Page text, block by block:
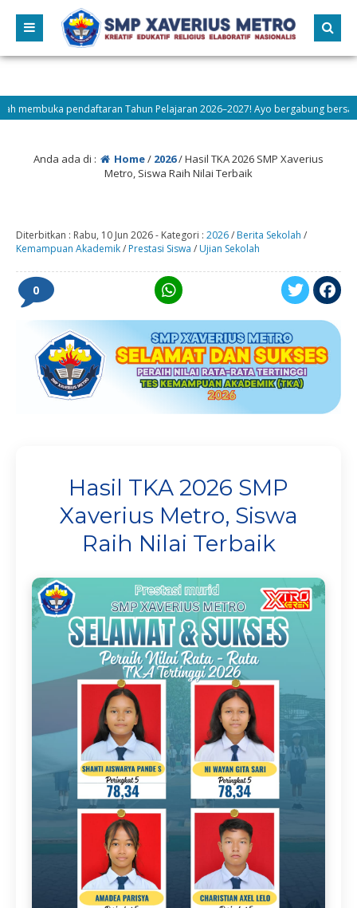
Tahun Pelajaran 2026–2027! Ayo bergabung bersama kami —
Anda ada di : Home/ 2026/Hasil TKA 2026 SMP Xaverius
Metro, Siswa Raih Nilai Terbaik
Diterbitkan : Rabu, 10 Jun 2026- Kategori : 2026/ Berita Sekolah /
Kemampuan Akademik/ Prestasi Siswa / Ujian Sekolah
0
Hasil TKA 2026 SMP
Xaverius Metro, Siswa
Raih Nilai Terbaik